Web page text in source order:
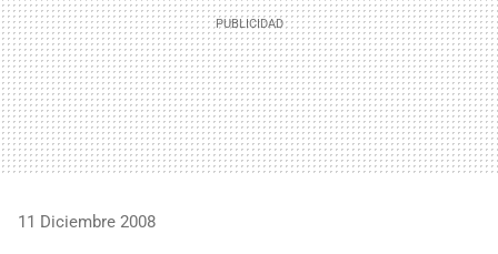
11 Diciembre 2008